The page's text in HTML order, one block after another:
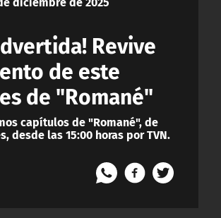
Revive
de este
de "Romané"
capítulos de "Romané", de
desde las 15:00 horas por TVN.